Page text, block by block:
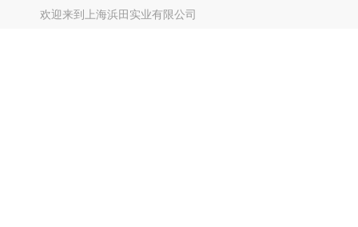
欢迎来到 上海浜田实业有限公司